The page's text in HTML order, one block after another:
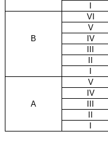
I
VI
V
B
IV
III
II
I
V
IV
A
III
II
I